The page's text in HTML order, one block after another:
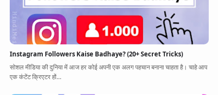
Instagram Followers Kaise Badhaye? (20+ Secret Tricks)
सोशल मीडिया की दुनिया में आज हर कोई अपनी एक अलग पहचान बनाना चाहता है। चाहे आप
एक कंटेंट क्रिएटर हों…